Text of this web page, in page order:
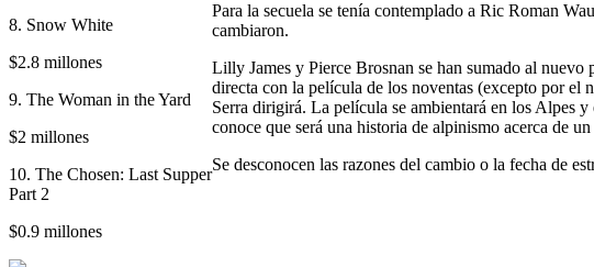
8. Snow White
$2.8 millones
9. The Woman in the Yard
$2 millones
10. The Chosen: Last Supper
Part 2
$0.9 millones
Para la secuela se tenía contemplado a Ric Roman
cambiaron.
Lilly James y Pierce Brosnan se han sumado al nuevo
directa con la película de los noventas (excepto por el
Serra dirigirá. La película se ambientará en los Alpes y
conoce que será una historia de alpinismo acerca de
Se desconocen las razones del cambio o la fecha de